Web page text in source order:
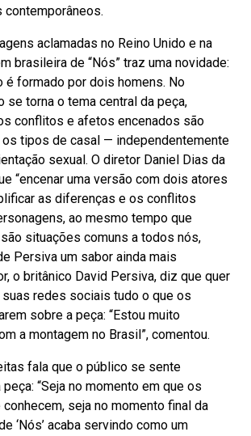
contemporâneos.
aclamadas no Reino Unido e na
brasileira de “Nós” traz uma novidade:
é formado por dois homens. No
se torna o tema central da peça,
conflitos e afetos encenados são
tipos de casal — independentemente
sexual. O diretor Daniel Dias da
“encenar uma versão com dois atores
as diferenças e os conflitos
ao mesmo tempo que
situações comuns a todos nós,
Persiva um sabor ainda mais
o britânico David Persiva, diz que quer
redes sociais tudo o que os
sobre a peça: “Estou muito
a montagem no Brasil”, comentou.
fala que o público se sente
“Seja no momento em que os
seja no momento final da
‘Nós’ acaba servindo como um